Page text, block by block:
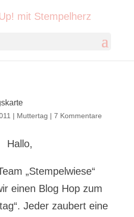
| Muttertag | 7 Kommentare
Hallo,
„Stempelwiese“
einen Blog Hop zum
Jeder zaubert eine